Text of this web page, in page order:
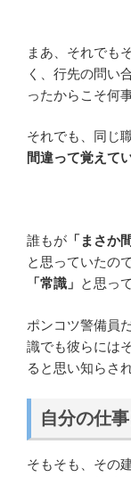
まあ、それでも
く、行先の問い
ったからこそ何
それでも、同じ
間違って覚えて
誰もが 「まさか
と思っていたの
「常識」 と思っ
ポンコツ警備員
識でも彼らには
ると思い知らさ
自分の仕
そもそも、その